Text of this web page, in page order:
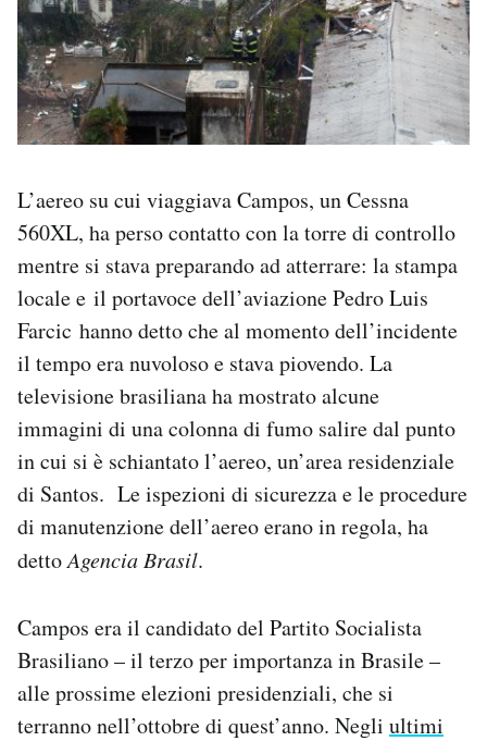
L’aereo su cui viaggiava Campos, un Cessna
560XL, ha perso contatto con la torre di controllo
mentre si stava preparando ad atterrare: la stampa
locale e il portavoce dell’aviazione Pedro Luis
Farcic hanno detto che al momento dell’incidente
il tempo era nuvoloso e stava piovendo. La
televisione brasiliana ha mostrato alcune
immagini di una colonna di fumo salire dal punto
in cui si è schiantato l’aereo, un’area residenziale
di Santos. Le ispezioni di sicurezza e le procedure
di manutenzione dell’aereo erano in regola, ha
dettoAgencia Brasil.
Campos era il candidato del Partito Socialista
Brasiliano – il terzo per importanza in Brasile –
alle prossime elezioni presidenziali, che si
terranno nell’ottobre di quest’anno. Negli ultimi